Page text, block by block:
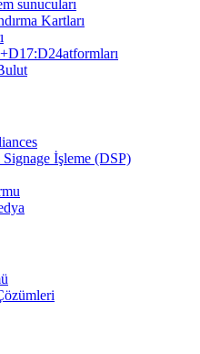
sunucuları
Kartları
İşleme (DSP)